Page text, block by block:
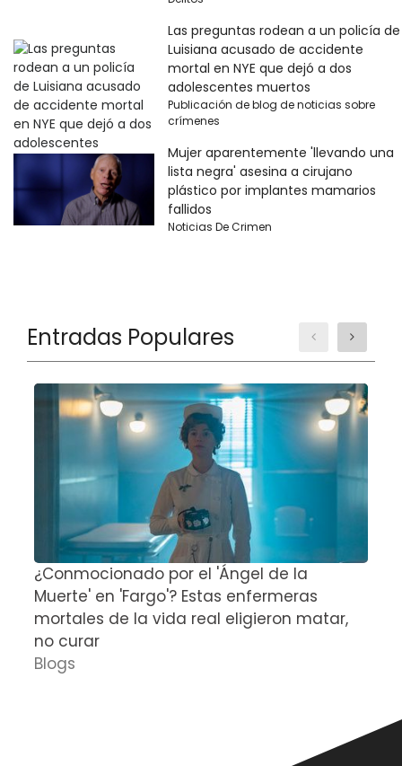
Las preguntas rodean a un policía de
Luisiana acusado de accidente
mortal en NYE que dejó a dos
adolescentes muertos
Publicación de blog de noticias sobre
crímenes
Mujer aparentemente 'llevando una
lista negra' asesina a cirujano
plástico por implantes mamarios
fallidos
Noticias De Crimen
Entradas Populares
¿Conmocionado por el 'Ángel de la
Muerte' en 'Fargo'? Estas enfermeras
mortales de la vida real eligieron matar,
no curar
Blogs